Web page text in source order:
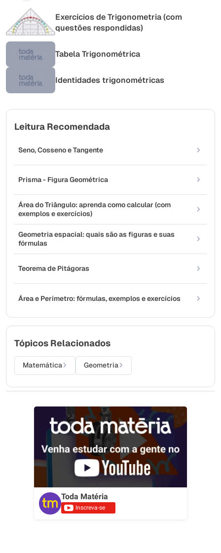
Exercícios de Trigonometria (com
questões respondidas)
Tabela Trigonométrica
Identidades trigonométricas
Leitura Recomendada
Seno, Cosseno e Tangente
Prisma - Figura Geométrica
Área do Triângulo: aprenda como calcular (com
exemplos e exercícios)
Geometria espacial: quais são as figuras e suas
fórmulas
Teorema de Pitágoras
Área e Perímetro: fórmulas, exemplos e exercícios
Tópicos Relacionados
Matemática Geometria
Toda Matéria
Inscreva-se